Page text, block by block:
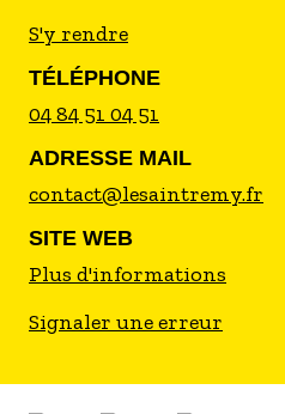
S'y rendre
TÉLÉPHONE
04 84 51 04 51
ADRESSE MAIL
contact@lesaintremy.fr
SITE WEB
Plus d'informations
Signaler une erreur